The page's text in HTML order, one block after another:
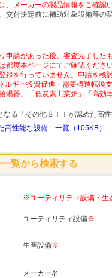
、メーカーの製品情報をご確認
交付決定前に補助対象設備等の
申請があった後、審査完了した
都度本ページにてご確認くださ
録を行っていません。申請を検
ルギー投資促進・需要構造転換
湯器」「低炭素工業炉」「高
る「その他ＳＩＩが認めた高
高性能な設備 一覧（105KB）
覧から検索する
※ユーティリティ設備・生
ユーティリティ設備※
生産設備※
メーカー名